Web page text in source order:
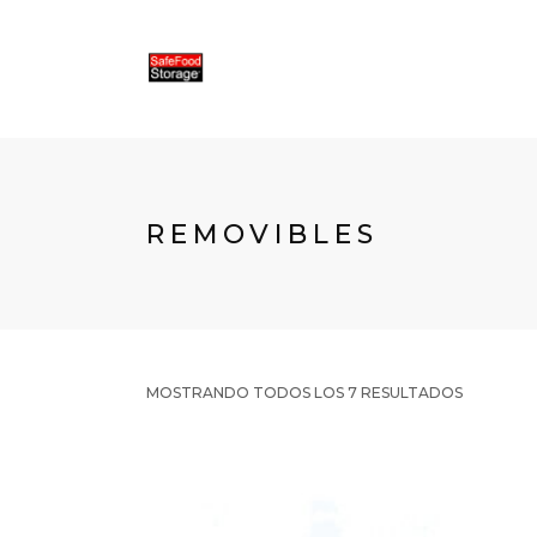
REMOVIBLES
MOSTRANDO TODOS LOS 7 RESULTADOS